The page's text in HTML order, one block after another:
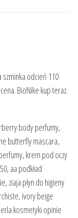
szminka odcień 110
BioNike kup teraz.
body perfumy,
butterfly mascara,
krem pod oczy
aa podkład
ziaja płyn do higieny
ivory beige
kosmetyki opinie